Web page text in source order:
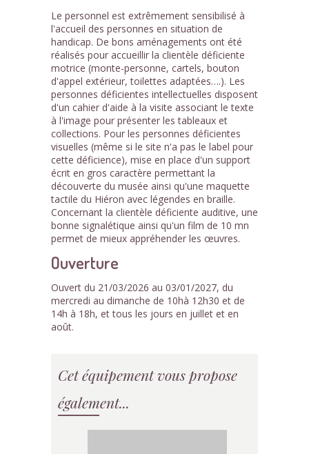
Le personnel est extrêmement sensibilisé à
l'accueil des personnes en situation de
handicap. De bons aménagements ont été
réalisés pour accueillir la clientèle déficiente
motrice (monte-personne, cartels, bouton
d'appel extérieur, toilettes adaptées….). Les
personnes déficientes intellectuelles disposent
d'un cahier d'aide à la visite associant le texte
à l'image pour présenter les tableaux et
collections. Pour les personnes déficientes
visuelles (même si le site n'a pas le label pour
cette déficience), mise en place d'un support
écrit en gros caractère permettant la
découverte du musée ainsi qu'une maquette
tactile du Hiéron avec légendes en braille.
Concernant la clientèle déficiente auditive, une
bonne signalétique ainsi qu'un film de 10 mn
permet de mieux appréhender les œuvres.
Ouverture
Ouvert du 21/03/2026 au 03/01/2027, du
mercredi au dimanche de 10hà 12h30 et de
14h à 18h, et tous les jours en juillet et en
août.
Cet équipement vous propose
également...